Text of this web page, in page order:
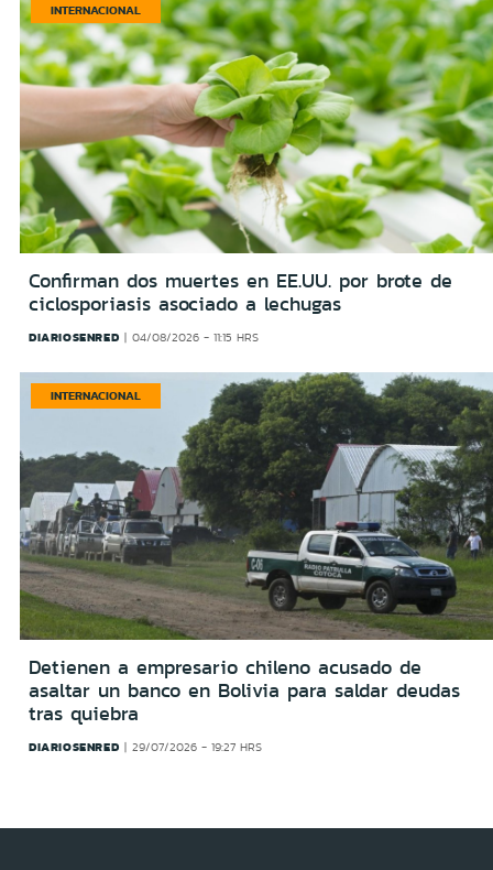
INTERNACIONAL
Confirman dos muertes en EE.UU. por brote de
ciclosporiasis asociado a lechugas
DIARIOSENRED 04/08/2026 - 11:15 HRS
INTERNACIONAL
Detienen a empresario chileno acusado de
asaltar un banco en Bolivia para saldar deudas
tras quiebra
DIARIOSENRED 29/07/2026 - 19:27 HRS